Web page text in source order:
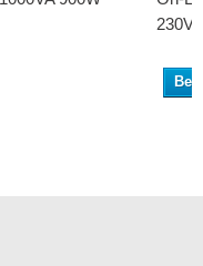
230V
Beli